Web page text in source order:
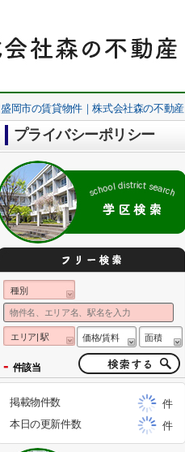
盛岡市の賃貸物件｜株式会社森の不動産
プライバシーポリシー
種別
エリア| 駅 価格/賃料 面積
- 件該当
掲載物件数
件
本日の更新件数
件